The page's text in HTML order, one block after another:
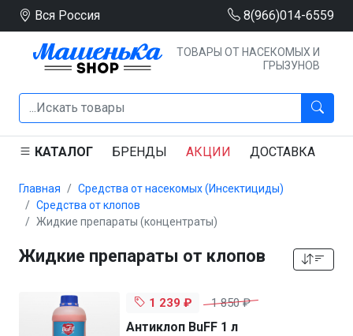
Вся Россия 8(966)014-6559
ТОВАРЫ ОТ НАСЕКОМЫХ И
ГРЫЗУНОВ
КАТАЛОГ БРЕНДЫ АКЦИИ ДОСТАВКА
Главная
Средства от насекомых (Инсектициды)
Средства от клопов
Жидкие препараты (концентраты)
Жидкие препараты от клопов
1 239 ₽ 1 850 ₽
Антиклоп BuFF 1 л